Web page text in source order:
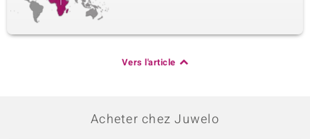
Vers l'article
Acheter chez Juwelo